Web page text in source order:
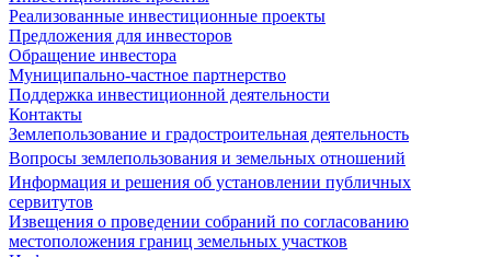
Реализованные инвестиционные проекты
Предложения для инвесторов
Обращение инвестора
Муниципально-частное партнерство
Поддержка инвестиционной деятельности
Контакты
Землепользование и градостроительная деятельность
Вопросы землепользования и земельных отношений
Информация и решения об установлении публичных
сервитутов
Извещения о проведении собраний по согласованию
местоположения границ земельных участков